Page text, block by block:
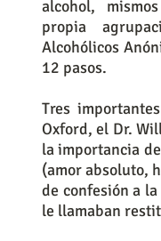
alcohol,
propia
Alcohólicos
12 pasos.
Tres
Oxford, el Dr.
la importancia
(amor absoluto,
de confesión a
le llamaban